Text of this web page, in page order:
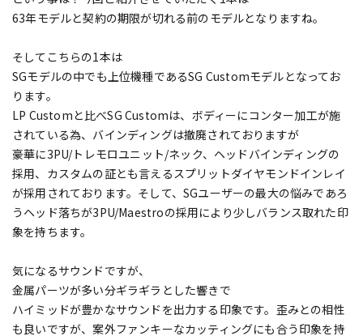
63年モデルと契約の期限が切れる前のモデルとなりますね。
そしてこちらの1本は
SGモデルの中でも上位機種であるSG Customモデルとなってお
ります。
LP Customと比べSG Customは、ボディーにコンター加工が施
されている為、バインディングは撤廃されておりますが
豪華に3PU/トレモロユニット/ネック、ヘッドバインディングの
採用、カスタムの証とも言えるスプリットダイヤモンドインレイ
が採用されております。そして、SGユーザーの最大の悩みであろ
うヘッド落ちが3PU/Maestroの採用により少しバランス取れた印
象を持ちます。
気になるサウンドですが、
金属パーツが多い分ギラギラとした響きで
ハイミッドが豊かなサウンドを出力する印象です。歪みとの相性
も良いですが、案外ファンキーなカッティングにも合う印象を持